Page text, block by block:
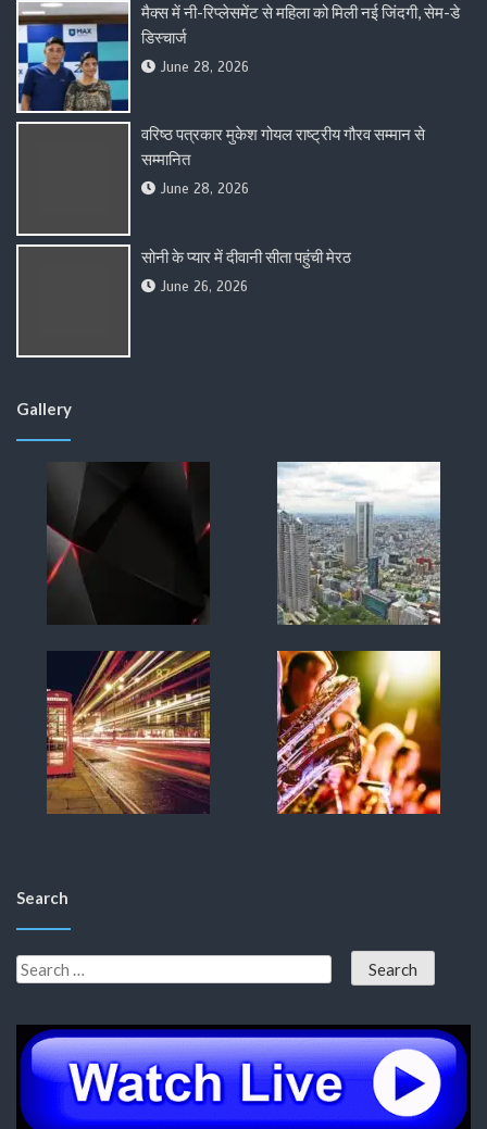
मैक्स में नी-रिप्लेसमेंट से महिला को मिली नई जिंदगी, सेम-डे
डिस्चार्ज
June 28, 2026
वरिष्ठ पत्रकार मुकेश गोयल राष्ट्रीय गौरव सम्मान से
सम्मानित
June 28, 2026
सोनी के प्यार में दीवानी सीता पहुंची मेरठ
June 26, 2026
Gallery
Search